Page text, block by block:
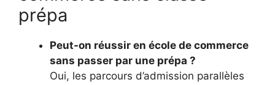
prépa
Peut-on réussir en école de commerce
sans passer par une prépa ?
Oui, les parcours d’admission parallèles